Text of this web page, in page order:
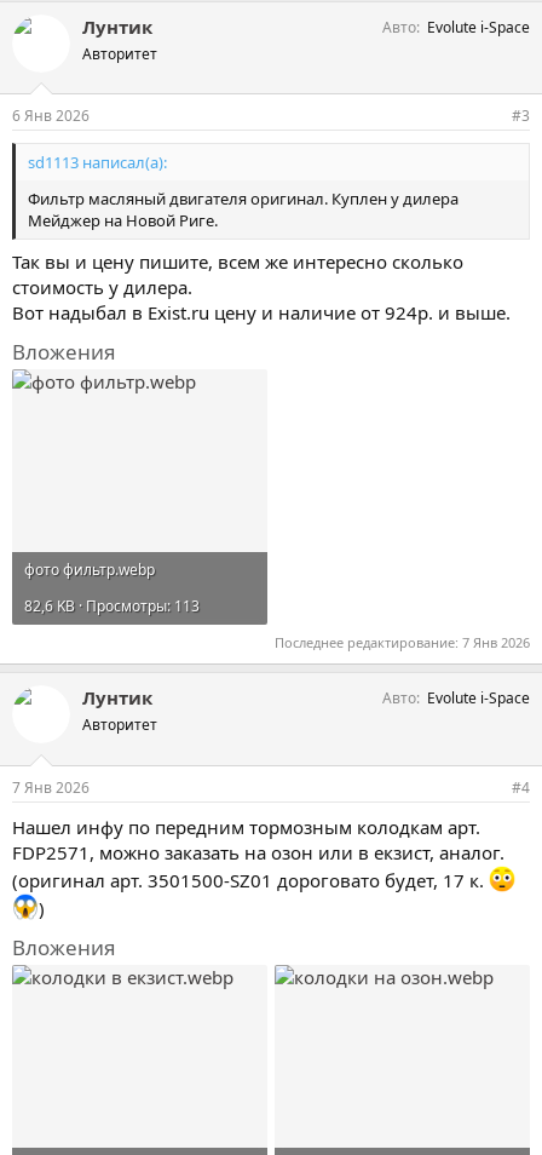
п
Лунтик
Авторитет
Авто Evolute i-Space
6 Янв 2026 #3
sd1113 написал(а):
Фильтр масляный двигателя оригинал. Куплен у дилера
Мейджер на Новой Риге.
Так вы и цену пишите, всем же интересно сколько
стоимость у дилера.
Вот надыбал в Exist.ru цену и наличие от 924р. и выше.
Вложения
фото фильтр.webp
82,6 KB · Просмотры: 113
Последнее редактирование: 7 Янв 2026
Лунтик
Авторитет
Авто Evolute i-Space
7 Янв 2026 #4
Нашел инфу по передним тормозным колодкам арт.
FDP2571, можно заказать на озон или в екзист, аналог.
(оригинал арт. 3501500-SZ01 дороговато будет, 17 к.
)
Вложения